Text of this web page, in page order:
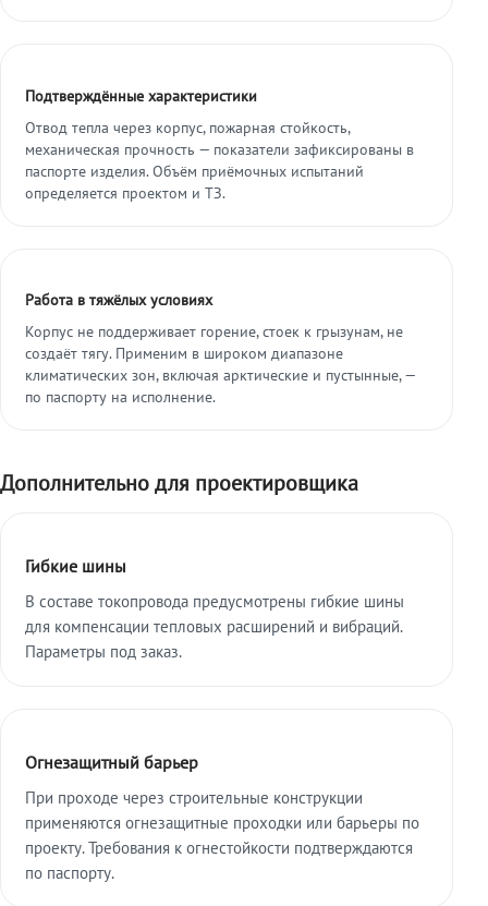
Подтверждённые характеристики
Отвод тепла через корпус, пожарная стойкость,
механическая прочность — показатели зафиксированы в
паспорте изделия. Объём приёмочных испытаний
определяется проектом и ТЗ.
Работа в тяжёлых условиях
Корпус не поддерживает горение, стоек к грызунам, не
создаёт тягу. Применим в широком диапазоне
климатических зон, включая арктические и пустынные, —
по паспорту на исполнение.
Дополнительно для проектировщика
Гибкие шины
В составе токопровода предусмотрены гибкие шины
для компенсации тепловых расширений и вибраций.
Параметры под заказ.
Огнезащитный барьер
При проходе через строительные конструкции
применяются огнезащитные проходки или барьеры по
проекту. Требования к огнестойкости подтверждаются
по паспорту.